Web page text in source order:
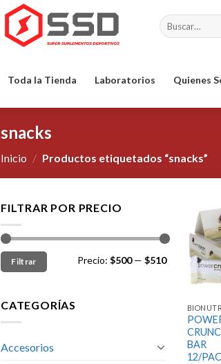
Buscar
por:
Toda la Tienda Laboratorios Quienes
snacks
Inicio / Productos etiquetados “snacks”
FILTRAR POR PRECIO
Filtrar Precio: $500— $510
CATEGORÍAS
Accesorios
BAR
12/